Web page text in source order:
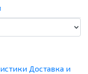
Доставка и